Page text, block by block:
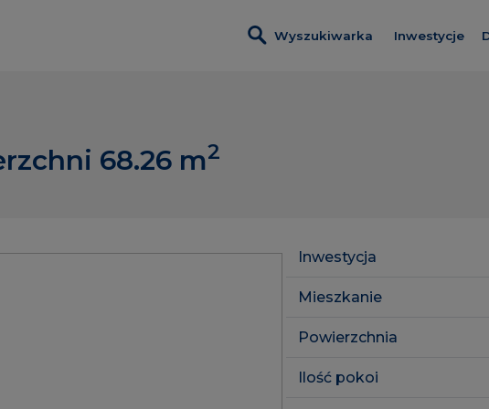
Wyszukiwarka Inwestycje
68.26 m2
Inwestycja
Mieszkanie
Powierzchnia
Ilość pokoi